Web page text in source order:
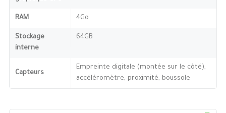
RAM 4Go
Stockage
interne
64GB
Capteurs
Empreinte digitale (montée sur le côté),
accéléromètre, proximité, boussole